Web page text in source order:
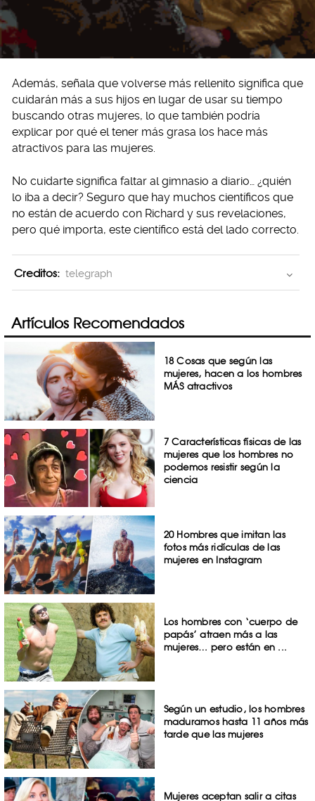
Además, señala que volverse más rellenito significa que
cuidarán más a sus hijos en lugar de usar su tiempo
buscando otras mujeres, lo que también podría
explicar por qué el tener más grasa los hace más
atractivos para las mujeres.
No cuidarte significa faltar al gimnasio a diario… ¿quién
lo iba a decir? Seguro que hay muchos científicos que
no están de acuerdo con Richard y sus revelaciones,
pero qué importa, este científico está del lado correcto.
Creditos: telegraph
Artículos Recomendados
18 Cosas que según las
mujeres, hacen a los hombres
MÁS atractivos
7 Características físicas de las
mujeres que los hombres no
podemos resistir según la
ciencia
20 Hombres que imitan las
fotos más ridículas de las
mujeres en Instagram
Los hombres con ‘cuerpo de
papás’ atraen más a las
mujeres… pero están en ...
Según un estudio, los hombres
maduramos hasta 11 años más
tarde que las mujeres
Mujeres aceptan salir a citas